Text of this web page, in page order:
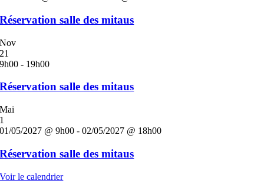
Réservation salle des mitaus
Nov
21
9h00 - 19h00
Réservation salle des mitaus
Mai
1
01/05/2027 @ 9h00 -02/05/2027 @ 18h00
Réservation salle des mitaus
Voir le calendrier